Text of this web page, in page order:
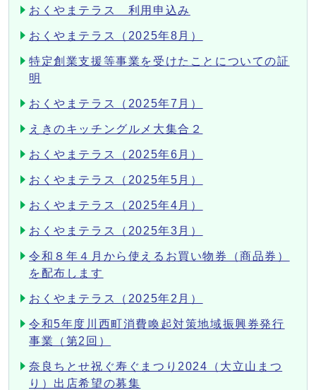
おくやまテラス 利用申込み
おくやまテラス（2025年8月）
特定創業支援等事業を受けたことについての証
明
おくやまテラス（2025年7月）
えきのキッチングルメ大集合２
おくやまテラス（2025年6月）
おくやまテラス（2025年5月）
おくやまテラス（2025年4月）
おくやまテラス（2025年3月）
令和８年４月から使えるお買い物券（商品券）
を配布します
おくやまテラス（2025年2月）
令和5年度川西町消費喚起対策地域振興券発行
事業（第2回）
奈良ちとせ祝ぐ寿ぐまつり2024（大立山まつ
り）出店希望の募集